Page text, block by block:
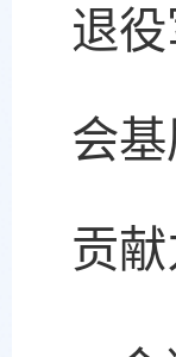
退
会
贡献